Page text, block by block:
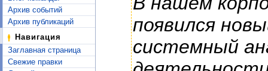
Архив событий
Архив публикаций
Навигация
Заглавная страница
Свежие правки
появился
системный